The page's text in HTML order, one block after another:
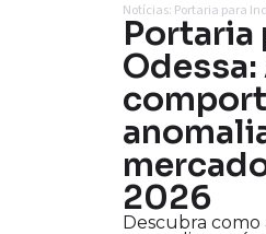
Notícias: Portaria para
Portaria
2026
Descubra